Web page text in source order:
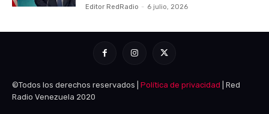
Editor RedRadio - 6 julio, 2026
©Todos los derechos reservados | Política de privacidad | Red
Radio Venezuela 2020